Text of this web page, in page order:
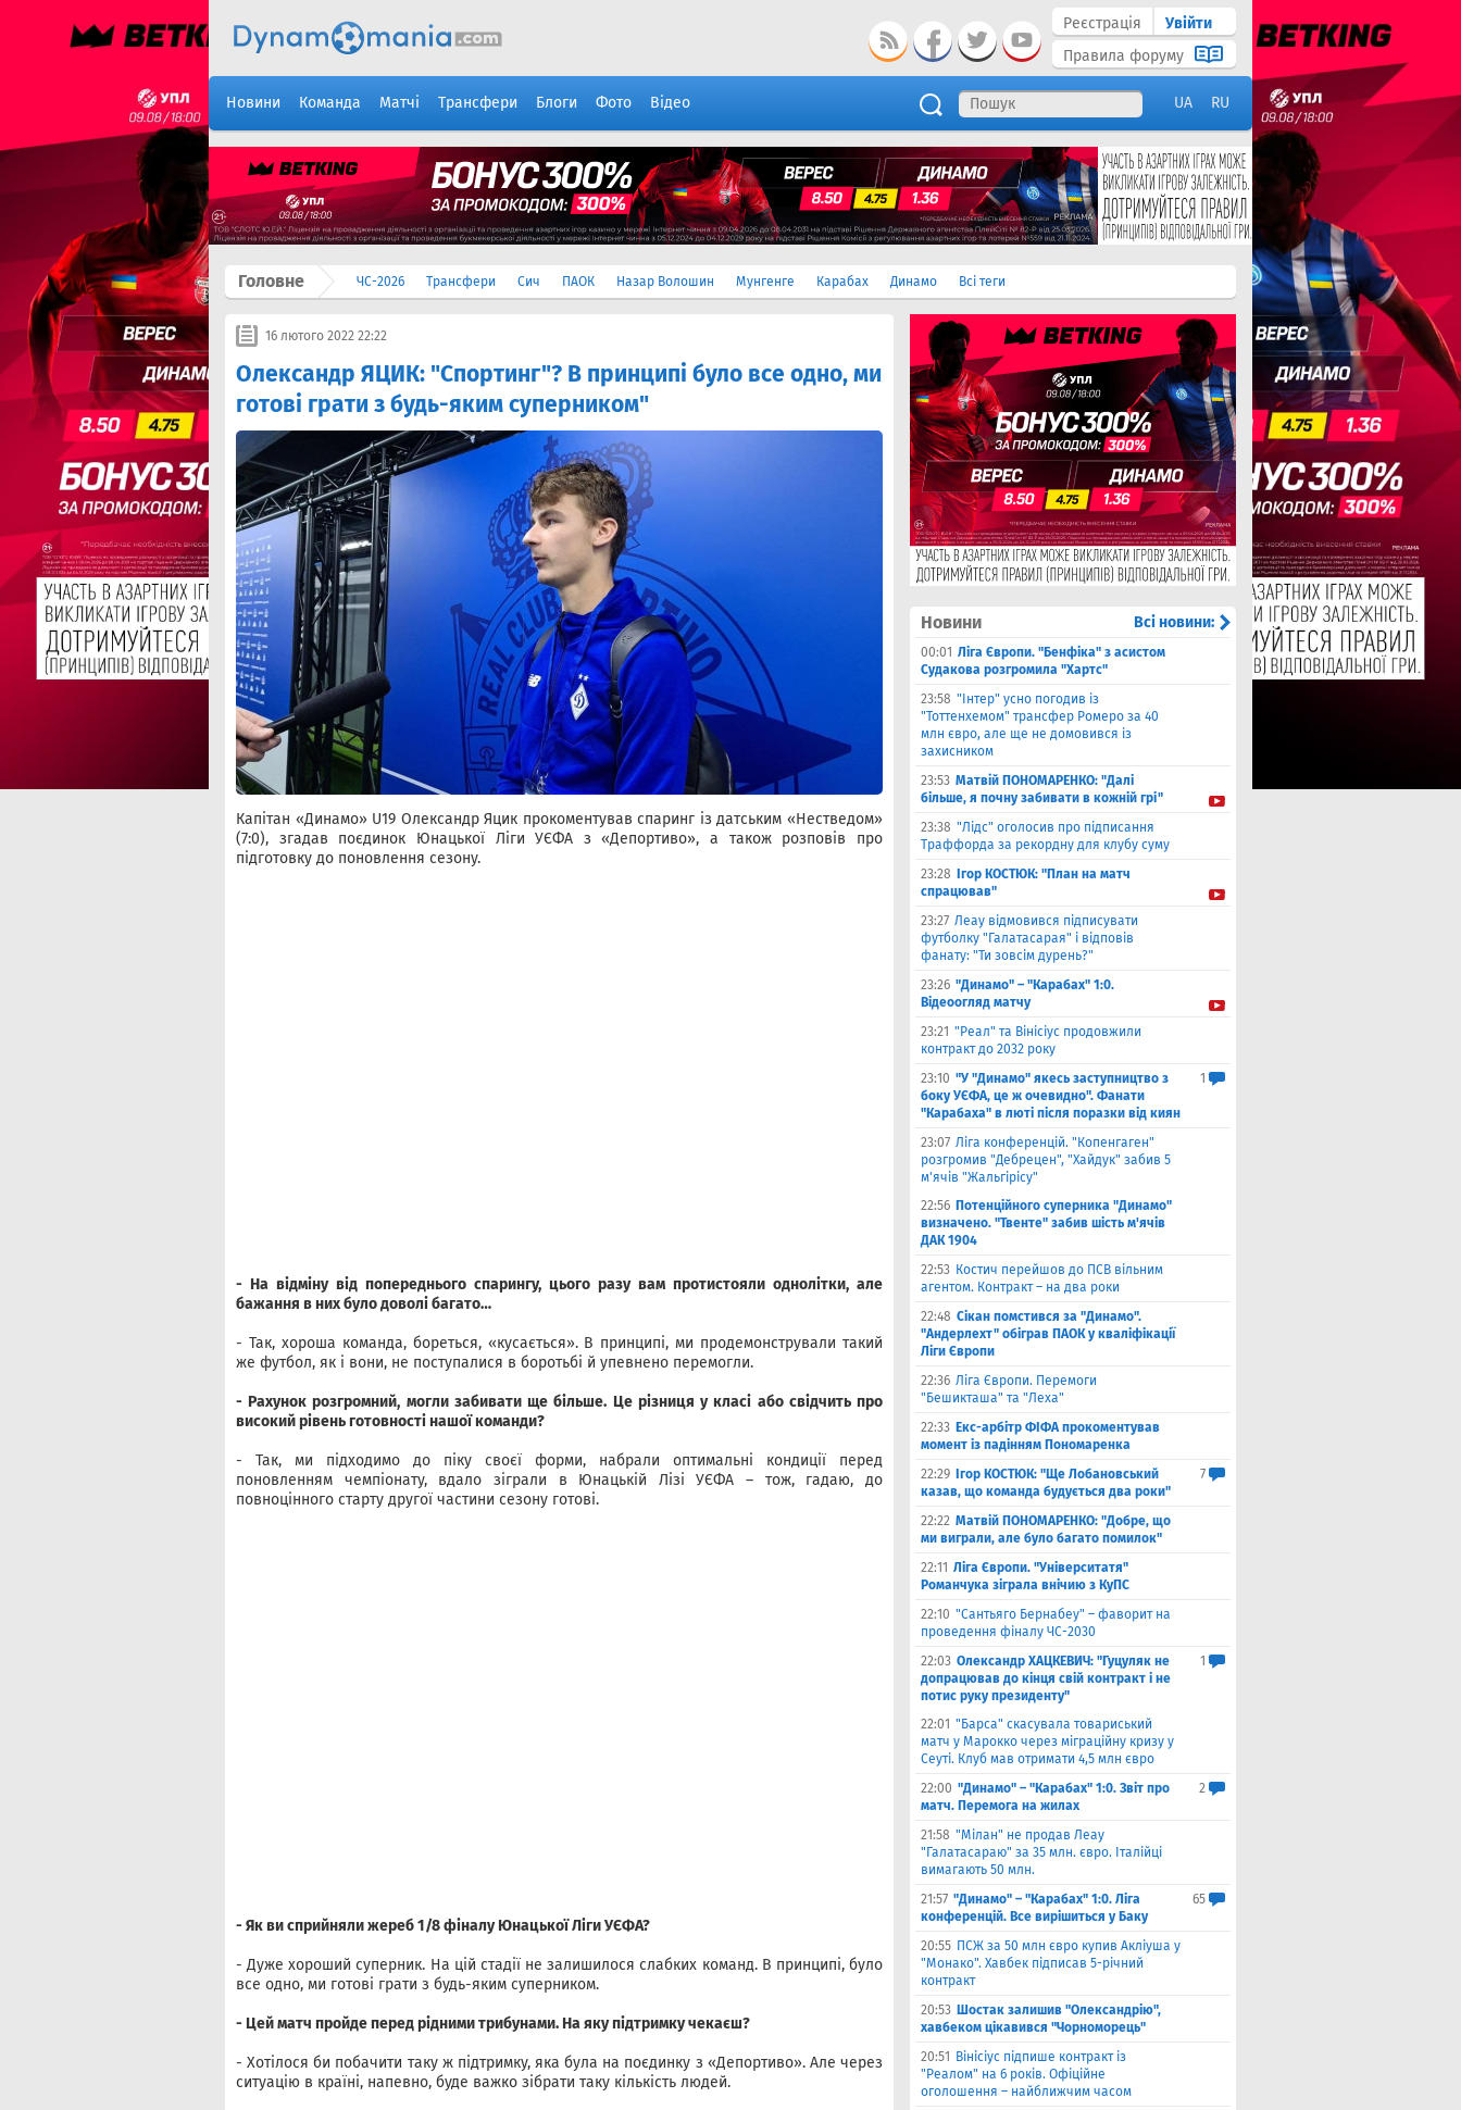
Реєстрація
Увійти
Правила форуму
Новини Команда Матчі Трансфери Блоги Фото Відео UA RU
Головне ЧС-2026 Трансфери Сич ПАОК Назар Волошин Мунгенге Карабах Динамо Всі теги
16 лютого 2022 22:22
Олександр ЯЦИК: "Спортинг"? В принципі було все одно, ми
готові грати з будь-яким суперником"
Капітан «Динамо» U19 Олександр Яцик прокоментував спаринг із датським «Нестведом»
(7:0), згадав поєдинок Юнацької Ліги УЄФА з «Депортиво», а також розповів про
підготовку до поновлення сезону.
- На відміну від попереднього спарингу, цього разу вам протистояли однолітки, але
бажання в них було доволі багато…
- Так, хороша команда, бореться, «кусається». В принципі, ми продемонстрували такий
же футбол, як і вони, не поступалися в боротьбі й упевнено перемогли.
- Рахунок розгромний, могли забивати ще більше. Це різниця у класі або свідчить про
високий рівень готовності нашої команди?
- Так, ми підходимо до піку своєї форми, набрали оптимальні кондиції перед
поновленням чемпіонату, вдало зіграли в Юнацькій Лізі УЄФА – тож, гадаю, до
повноцінного старту другої частини сезону готові.
- Як ви сприйняли жереб 1/8 фіналу Юнацької Ліги УЄФА?
- Дуже хороший суперник. На цій стадії не залишилося слабких команд. В принципі, було
все одно, ми готові грати з будь-яким суперником.
- Цей матч пройде перед рідними трибунами. На яку підтримку чекаєш?
- Хотілося би побачити таку ж підтримку, яка була на поєдинку з «Депортиво». Але через
ситуацію в країні, напевно, буде важко зібрати таку кількість людей.
Новини Всі новини:
00:01 Ліга Європи. "Бенфіка" з асистом
Судакова розгромила "Хартс"
23:58 "Інтер" усно погодив із
"Тоттенхемом" трансфер Ромеро за 40
млн євро, але ще не домовився із
захисником
23:53 Матвiй ПОНОМАРЕНКО: "Далі
більше, я почну забивати в кожній грі"
23:38 "Лідс" оголосив про підписання
Траффорда за рекордну для клубу суму
23:28
Ігор КОСТЮК: "План на матч
спрацював"
23:27 Леау відмовився підписувати
футболку "Галатасарая" і відповів
фанату: "Ти зовсім дурень?"
23:26 "Динамо" – "Карабах" 1:0.
Відеоогляд матчу
23:21 "Реал" та Вінісіус продовжили
контракт до 2032 року
23:10 "У "Динамо" якесь заступництво з
боку УЄФА, це ж очевидно". Фанати
"Карабаха" в люті після поразки від киян
1
23:07 Ліга конференцій. "Копенгаген"
розгромив "Дебрецен", "Хайдук" забив 5
м'ячів "Жальгірісу"
22:56 Потенційного суперника "Динамо"
визначено. "Твенте" забив шість м'ячів
ДАК 1904
22:53 Костич перейшов до ПСВ вільним
агентом. Контракт – на два роки
22:48 Сікан помстився за "Динамо".
"Андерлехт" обіграв ПАОК у кваліфікації
Ліги Європи
22:36 Ліга Європи. Перемоги
"Бешикташа" та "Леха"
22:33 Екс-арбітр ФІФА прокоментував
момент із падінням Пономаренка
22:29
Ігор КОСТЮК: "Ще Лобановський
казав, що команда будується два роки"
7
22:22 Матвій ПОНОМАРЕНКО: "Добре, що
ми виграли, але було багато помилок"
22:11 Ліга Європи. "Університатя"
Романчука зіграла внічию з КуПС
22:10 "Сантьяго Бернабеу" – фаворит на
проведення фіналу ЧС-2030
22:03 Олександр ХАЦКЕВИЧ: "Гуцуляк не
допрацював до кінця свій контракт і не
потис руку президенту"
1
22:01 "Барса" скасувала товариський
матч у Марокко через міграційну кризу у
Сеуті. Клуб мав отримати 4,5 млн євро
22:00 "Динамо" – "Карабах" 1:0. Звіт про
матч. Перемога на жилах
2
21:58 "Мілан" не продав Леау
"Галатасараю" за 35 млн. євро. Італійці
вимагають 50 млн.
21:57 "Динамо" – "Карабах" 1:0. Ліга
конференцій. Все вирішиться у Баку
65
20:55 ПСЖ за 50 млн євро купив Акліуша у
"Монако". Хавбек підписав 5-річний
контракт
20:53 Шостак залишив "Олександрію",
хавбеком цікавився "Чорноморець"
20:51
Вінісіус підпише контракт із
"Реалом" на 6 років. Офіційне
оголошення – найближчим часом